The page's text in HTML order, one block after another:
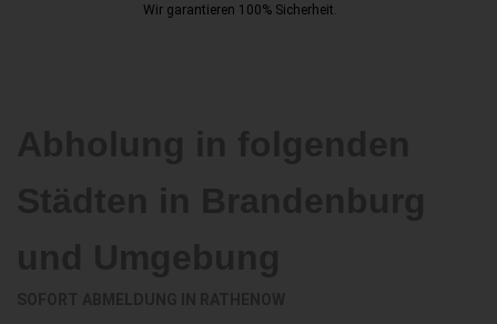
Wir garantieren 100% Sicherheit.